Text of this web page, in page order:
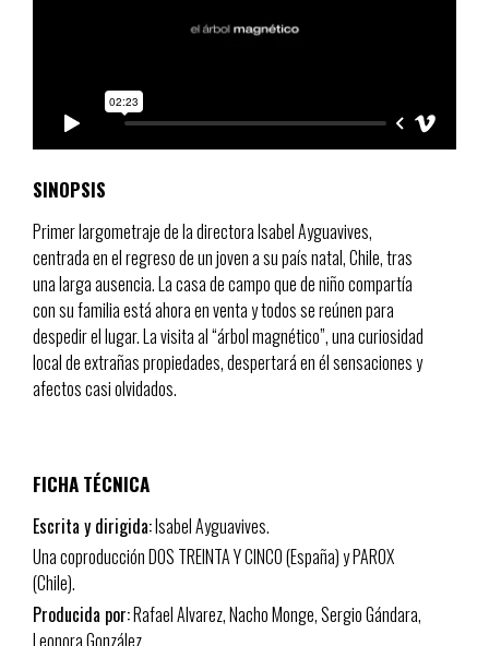
SINOPSIS
Primer largometraje de la directora Isabel Ayguavives,
centrada en el regreso de un joven a su país natal, Chile, tras
una larga ausencia. La casa de campo que de niño compartía
con su familia está ahora en venta y todos se reúnen para
despedir el lugar. La visita al “árbol magnético”, una curiosidad
local de extrañas propiedades, despertará en él sensaciones y
afectos casi olvidados.
FICHA TÉCNICA
Escrita y dirigida:Isabel Ayguavives.
Una coproducción DOS TREINTA Y CINCO (España) y PAROX
(Chile).
Producida por:Rafael Alvarez, Nacho Monge, Sergio Gándara,